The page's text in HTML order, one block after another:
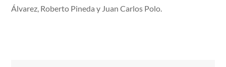
Álvarez, Roberto Pineda y Juan Carlos Polo.